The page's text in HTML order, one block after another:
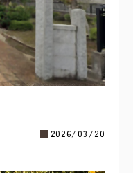
2026/03/20